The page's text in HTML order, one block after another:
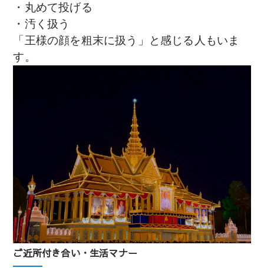
・丸めて投げる
・汚く扱う
「王様の顔を粗末に扱う」と感じる人もいま
す。
ご近所付き合い・生活マナー